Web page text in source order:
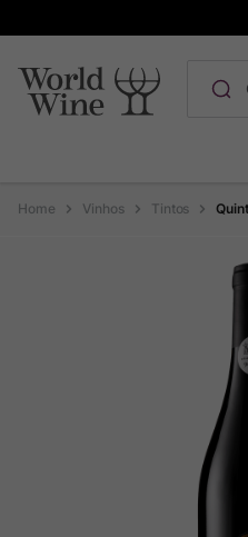
Vinhos Tintos
1º Maçanita
Bodega Garzon
Champagne